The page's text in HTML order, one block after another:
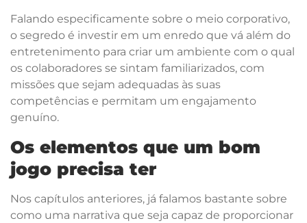
Falando especificamente sobre o meio corporativo,
o segredo é investir em um enredo que vá além do
entretenimento para criar um ambiente com o qual
os colaboradores se sintam familiarizados, com
missões que sejam adequadas às suas
competências e permitam um engajamento
genuíno.
Os elementos que um bom
jogo precisa ter
Nos capítulos anteriores, já falamos bastante sobre
como uma narrativa que seja capaz de proporcionar